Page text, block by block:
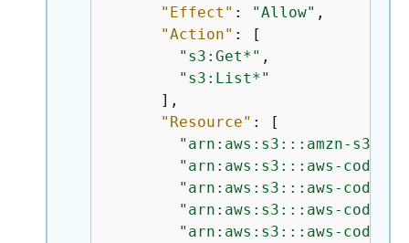
"Effect" : "Allow" ,
"Action" : [
"s3:Get*" ,
"s3:List*"
      ],
"Resource" : [
"arn:aws:s3:::amzn-s3-
"arn:aws:s3:::aws-
"arn:aws:s3:::aws-
"arn:aws:s3:::aws-
"arn:aws:s3:::aws-